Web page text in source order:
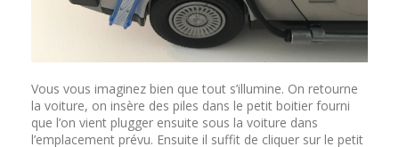
Vous vous imaginez bien que tout s’illumine. On retourne
la voiture, on insère des piles dans le petit boitier fourni
que l’on vient plugger ensuite sous la voiture dans
l’emplacement prévu. Ensuite il suffit de cliquer sur le petit